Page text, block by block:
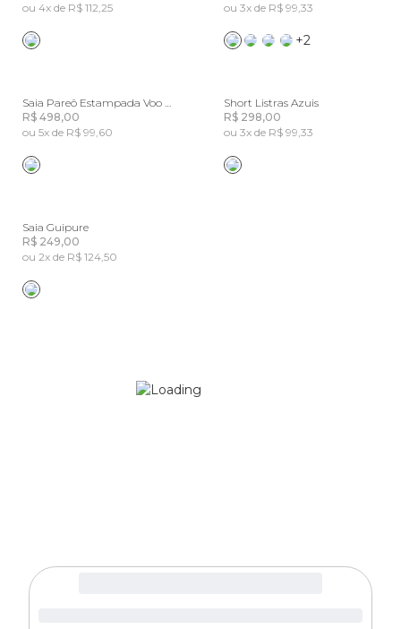
ou 4x de R$ 112,25
ou 3x de R$ 99,33
+2
Saia Pareô Estampada Voo De Banana
R$ 498,00
ou 5x de R$ 99,60
Short Listras Azuis
R$ 298,00
ou 3x de R$ 99,33
Saia Guipure
R$ 249,00
ou 2x de R$ 124,50